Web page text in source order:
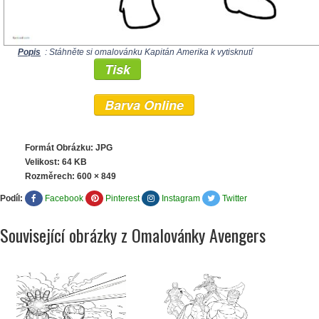
Popis : Stáhněte si omalovánku Kapitán Amerika k vytisknutí
Tisk
Barva Online
Formát Obrázku: JPG
Velikost: 64 KB
Rozměrech: 600 × 849
Podíl: Facebook Pinterest Instagram Twitter
Související obrázky z Omalovánky Avengers